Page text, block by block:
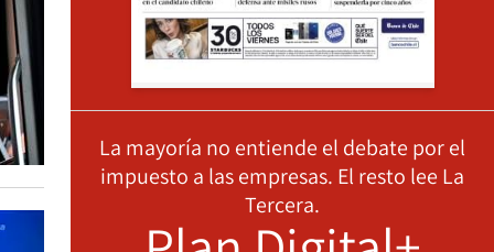
La mayoría no entiende el debate por el
impuesto a las empresas. El resto lee La
Tercera.